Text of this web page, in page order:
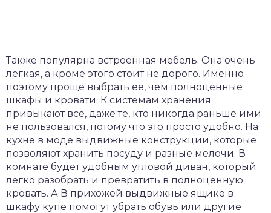
Также популярна встроенная мебель. Она очень
легкая, а кроме этого стоит не дорого. Именно
поэтому проще выбрать ее, чем полноценные
шкафы и кровати. К системам хранения
привыкают все, даже те, кто никогда раньше ими
не пользовался, потому что это просто удобно. На
кухне в моде выдвижные конструкции, которые
позволяют хранить посуду и разные мелочи. В
комнате будет удобным угловой диван, который
легко разобрать и превратить в полноценную
кровать. А В прихожей выдвижные ящике в
шкафу купе помогут убрать обувь или другие